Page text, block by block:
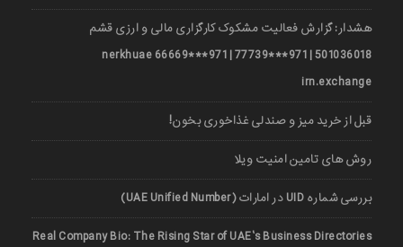
هشدار: گزارش فعالیت مشکوک کارگزاری مالی و ارزی قشم
501036018 | 971***77739 | 971***66669 nerkhuae
irn.exchange
قبل از خرید میز و صندلی غذاخوری بخون!
روش های تامین امنیت ویلا
بررسی شماره UID در امارات (UAE Unified Number)
Real Company Bio: The Rising Star of UAE’s Business Directories